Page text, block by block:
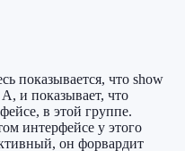
показывается, что show
и показывает, что
в этой группе.
интерфейсе у этого
он форвардит